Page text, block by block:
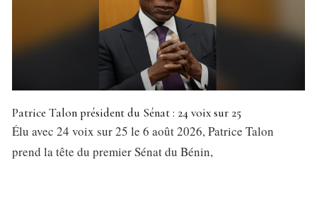
Patrice Talon président du Sénat : 24 voix sur 25
Élu avec 24 voix sur 25 le 6 août 2026, Patrice Talon
prend la tête du premier Sénat du Bénin,